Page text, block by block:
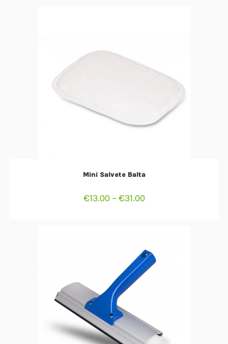
Mini Salvete Balta
€13.00 – €31.00